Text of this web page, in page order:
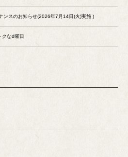
ンスのお知らせ(2026年7月14日(火)実施 )
クなd曜日